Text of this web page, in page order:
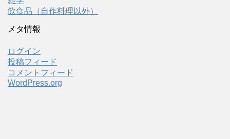
飲食品（自作料理以外）
メタ情報
ログイン
投稿フィード
コメントフィード
WordPress.org